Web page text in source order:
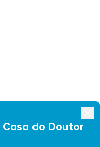
do Doutor